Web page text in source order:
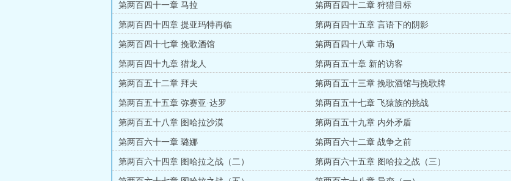
第两百四十一章 马拉 第两百四十二章 狩猎目标
第两百四十四章 提亚玛特再临 第两百四十五章 言语下的阴影
第两百四十七章 挽歌酒馆 第两百四十八章 市场
第两百四十九章 猎龙人 第两百五十章 新的访客
第两百五十二章 拜夫 第两百五十三章 挽歌酒馆与挽歌牌
第两百五十五章 弥赛亚·达罗 第两百五十七章 飞猿族的挑战
第两百五十八章 图哈拉沙漠 第两百五十九章 内外矛盾
第两百六十一章 璐娜 第两百六十二章 战争之前
第两百六十四章 图哈拉之战（二） 第两百六十五章 图哈拉之战（三）